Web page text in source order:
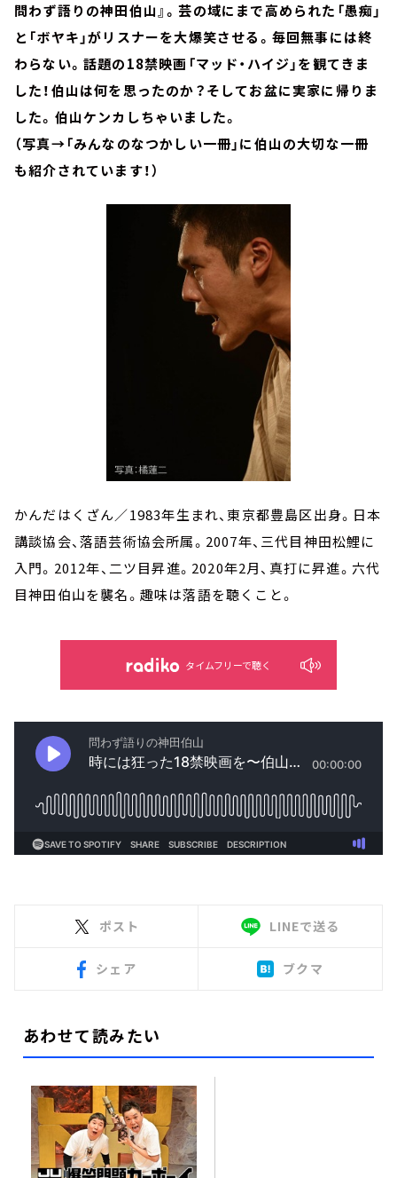
問わず語りの神田伯山』。芸の域にまで高められた「愚痴」
と「ボヤキ」がリスナーを大爆笑させる。毎回無事には終
わらない。話題の18禁映画「マッド・ハイジ」を観てきま
した！伯山は何を思ったのか？そしてお盆に実家に帰りま
した。伯山ケンカしちゃいました。
（写真→「みんなのなつかしい一冊」に伯山の大切な一冊
も紹介されています！）
かんだはくざん／1983年生まれ、東京都豊島区出身。日本
講談協会、落語芸術協会所属。2007年、三代目神田松鯉に
入門。2012年、二ツ目昇進。2020年2月、真打に昇進。六代
目神田伯山を襲名。趣味は落語を聴くこと。
タイムフリーで聴く
ポスト LINEで送る
シェア ブクマ
あわせて読みたい